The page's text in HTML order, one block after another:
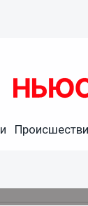
и